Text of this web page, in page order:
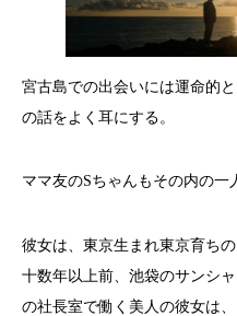
宮古島での出会いには運命的
の話をよく耳にする。
ママ友のSちゃんもその内の一
彼女は、東京生まれ東京育ちの
十数年以上前、池袋のサンシ
の社長室で働く美人の彼女は